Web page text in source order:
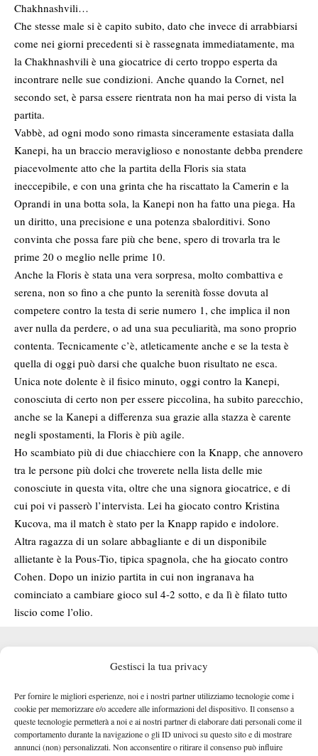
Gestisci la tua privacy
Per fornire le migliori esperienze, noi e i nostri partner utilizziamo tecnologie come i
cookie per memorizzare e/o accedere alle informazioni del dispositivo. Il consenso a
queste tecnologie permetterà a noi e ai nostri partner di elaborare dati personali come il
comportamento durante la navigazione o gli ID univoci su questo sito e di mostrare
annunci (non) personalizzati. Non acconsentire o ritirare il consenso può influire
Chakhnashvili…
Che stesse male si è capito subito, dato che invece di arrabbiarsi
come nei giorni precedenti si è rassegnata immediatamente, ma
la Chakhnashvili è una giocatrice di certo troppo esperta da
incontrare nelle sue condizioni. Anche quando la Cornet, nel
secondo set, è parsa essere rientrata non ha mai perso di vista la
partita.
Vabbè, ad ogni modo sono rimasta sinceramente estasiata dalla
Kanepi, ha un braccio meraviglioso e nonostante debba prendere
piacevolmente atto che la partita della Floris sia stata
ineccepibile, e con una grinta che ha riscattato la Camerin e la
Oprandi in una botta sola, la Kanepi non ha fatto una piega. Ha
un diritto, una precisione e una potenza sbalorditivi. Sono
convinta che possa fare più che bene, spero di trovarla tra le
prime 20 o meglio nelle prime 10.
Anche la Floris è stata una vera sorpresa, molto combattiva e
serena, non so fino a che punto la serenità fosse dovuta al
competere contro la testa di serie numero 1, che implica il non
aver nulla da perdere, o ad una sua peculiarità, ma sono proprio
contenta. Tecnicamente c’è, atleticamente anche e se la testa è
quella di oggi può darsi che qualche buon risultato ne esca.
Unica note dolente è il fisico minuto, oggi contro la Kanepi,
conosciuta di certo non per essere piccolina, ha subito parecchio,
anche se la Kanepi a differenza sua grazie alla stazza è carente
negli spostamenti, la Floris è più agile.
Ho scambiato più di due chiacchiere con la Knapp, che annovero
tra le persone più dolci che troverete nella lista delle mie
conosciute in questa vita, oltre che una signora giocatrice, e di
cui poi vi passerò l’intervista. Lei ha giocato contro Kristina
Kucova, ma il match è stato per la Knapp rapido e indolore.
Altra ragazza di un solare abbagliante e di un disponibile
allietante è la Pous-Tio, tipica spagnola, che ha giocato contro
Cohen. Dopo un inizio partita in cui non ingranava ha
cominciato a cambiare gioco sul 4-2 sotto, e da lì è filato tutto
liscio come l’olio.